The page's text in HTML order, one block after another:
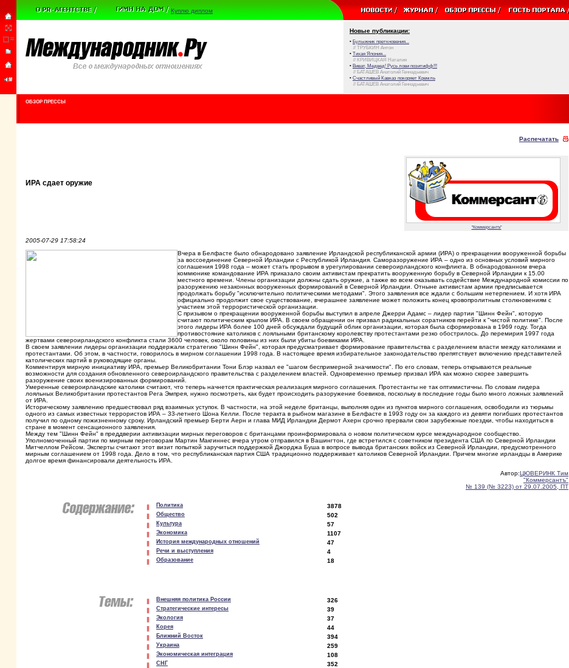
Куплю диплом
Новые публикации:
• Булыжник преткновения...
// ТРУБКИН Антон
• Тихая Япония...
// КРИВИЦКАЯ Наталия
• Виват, Медвед! Русь лови позитифф!!!
// БАТАШЕВ Анатолий Геннадьевич
• Счастливый Кавказ покоряет Кремль
// БАТАШЕВ Анатолий Геннадьевич
ОБЗОР ПРЕССЫ
Распечатать
ИРА сдает оружие
"Коммерсантъ"
2005-07-29 17:58:24
Вчера в Белфасте было обнародовано заявление Ирландской республиканской армии (ИРА) о прекращении вооруженной борьбы
за воссоединение Северной Ирландии с Республикой Ирландия. Саморазоружение ИРА – одно из основных условий мирного
соглашения 1998 года – может стать прорывом в урегулировании североирландского конфликта. В обнародованном вчера
коммюнике командование ИРА приказало своим активистам прекратить вооруженную борьбу в Северной Ирландии к 15.00
местного времени. Члены организации должны сдать оружие, а также во всем оказывать содействие Международной комиссии по
разоружению незаконных вооруженных формирований в Северной Ирландии. Отныне активистам армии предписывается
продолжать борьбу "исключительно политическими методами". Этого заявления все ждали с большим нетерпением. И хотя ИРА
официально продолжит свое существование, вчерашнее заявление может положить конец кровопролитным столкновениям с
участием этой террористической организации.
С призывом о прекращении вооруженной борьбы выступил в апреле Джерри Адамс – лидер партии "Шинн Фейн", которую
считают политическим крылом ИРА. В своем обращении он призвал радикальных соратников перейти к "чистой политике". После
этого лидеры ИРА более 100 дней обсуждали будущий облик организации, которая была сформирована в 1969 году. Тогда
противостояние католиков с лояльными британскому королевству протестантами резко обострилось. До перемирия 1997 года
жертвами североирландского конфликта стали 3600 человек, около половины из них были убиты боевиками ИРА.
В своем заявлении лидеры организации поддержали стратегию "Шинн Фейн", которая предусматривает формирование правительства с разделением власти между католиками и
протестантами. Об этом, в частности, говорилось в мирном соглашении 1998 года. В настоящее время избирательное законодательство препятствует включению представителей
католических партий в руководящие органы.
Комментируя мирную инициативу ИРА, премьер Великобритании Тони Блэр назвал ее "шагом беспримерной значимости". По его словам, теперь открываются реальные
возможности для создания обновленного североирландского правительства с разделением властей. Одновременно премьер призвал ИРА как можно скорее завершить
разоружение своих военизированных формирований.
Умеренные североирландские католики считают, что теперь начнется практическая реализация мирного соглашения. Протестанты не так оптимистичны. По словам лидера
лояльных Великобритании протестантов Рега Эмпрея, нужно посмотреть, как будет происходить разоружение боевиков, поскольку в последние годы было много ложных заявлений
от ИРА.
Историческому заявлению предшествовал ряд взаимных уступок. В частности, на этой неделе британцы, выполняя один из пунктов мирного соглашения, освободили из тюрьмы
одного из самых известных террористов ИРА – 33-летнего Шона Келли. После теракта в рыбном магазине в Белфасте в 1993 году он за каждого из девяти погибших протестантов
получил по одному пожизненному сроку. Ирландский премьер Берти Аерн и глава МИД Ирландии Дермот Ахерн срочно прервали свои зарубежные поездки, чтобы находиться в
стране в момент сенсационного заявления.
Между тем "Шинн Фейн" в преддверии активизации мирных переговоров с британцами проинформировала о новом политическом курсе международное сообщество.
Уполномоченный партии по мирным переговорам Мартин Макгиннес вчера утром отправился в Вашингтон, где встретился с советником президента США по Северной Ирландии
Митчеллом Рейсом. Эксперты считают этот визит попыткой заручиться поддержкой Джорджа Буша в вопросе вывода британских войск из Северной Ирландии, предусмотренного
мирным соглашением от 1998 года. Дело в том, что республиканская партия США традиционно поддерживает католиков Северной Ирландии. Причем многие ирландцы в Америке
долгое время финансировали деятельность ИРА.
Автор:ЦЮВЕРИНК Тим
"Коммерсантъ"
№ 139 (№ 3223) от 29.07.2005, ПТ
Политика 3878
Общество 502
Культура 57
Экономика 1107
История международных отношений 47
Речи и выступления 4
Образование 18
Внешняя политика России 326
Стратегические интересы 39
Экология 37
Корея 44
Ближний Восток 394
Украина 259
Экономическая интеграция 108
СНГ 352